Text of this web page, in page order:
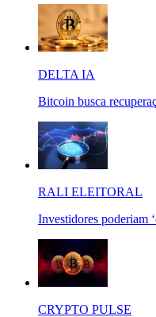
DELTA IA
Bitcoin busca
RALI ELEITORAL
Investidores poderiam
CRYPTO PULSE